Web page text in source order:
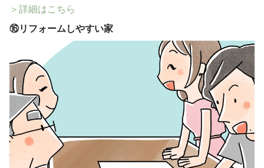
＞詳細はこちら
⑯リフォームしやすい家